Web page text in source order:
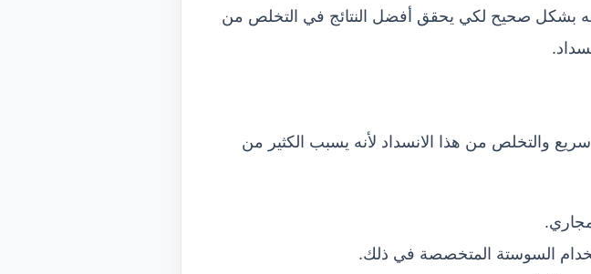
بشكل صحيح لكي يحقق أفضل النتائج في التخلص من
والتخلص من هذا الانسداد لأنه يسبب الكثير من
السوستة المتخصصة في ذلك.